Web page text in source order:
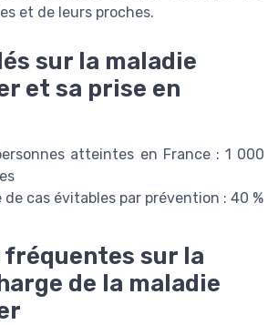
et de leurs proches.
sur la maladie
et sa prise en
atteintes en France : 1 000
cas évitables par prévention : 40 %
fréquentes sur la
de la maladie